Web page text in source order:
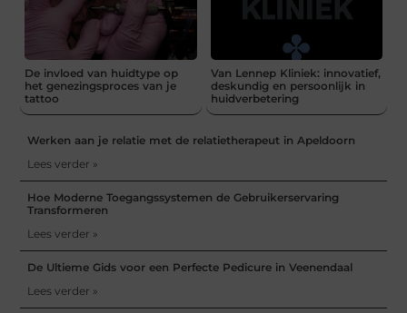
De invloed van huidtype op
het genezingsproces van je
tattoo
Van Lennep Kliniek: innovatief,
deskundig en persoonlijk in
huidverbetering
Werken aan je relatie met de relatietherapeut in Apeldoorn
Lees verder »
Hoe Moderne Toegangssystemen de Gebruikerservaring
Transformeren
Lees verder »
De Ultieme Gids voor een Perfecte Pedicure in Veenendaal
Lees verder »